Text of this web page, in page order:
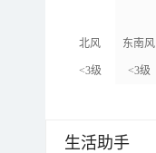
北风
<3级
东南风
<3级
生活助手